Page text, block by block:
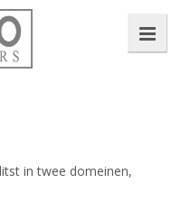
in twee domeinen,